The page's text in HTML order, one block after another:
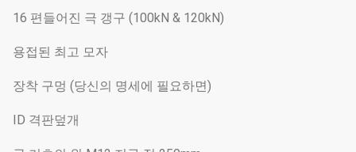
16 편들어진 극 갱구 (100kN & 120kN)
용접된 최고 모자
장착 구멍 (당신의 명세에 필요하면)
ID 격판덮개